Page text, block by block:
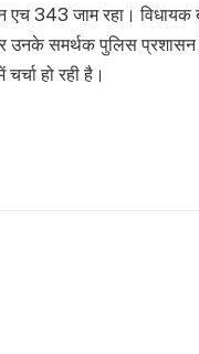
343 जाम रहा। विधायक
समर्थक पुलिस
हो रही है।